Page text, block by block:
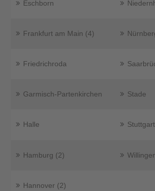
Eschborn
Frankfurt am Main (4)
Friedrichroda
Garmisch-Partenkirchen
Halle
Hamburg (2)
Hannover (2)
Stade